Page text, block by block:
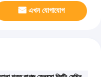
এখন যোগাযোগ